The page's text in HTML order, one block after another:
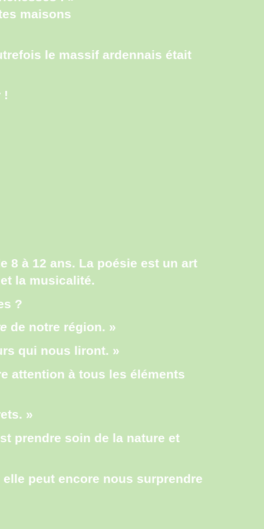
maisons
le massif ardennais était
!
8 à 12 ans. La poésie est un art
la musicalité.
?
de notre région. »
qui nous liront. »
attention à tous les éléments
»
prendre soin de la nature et
peut encore nous surprendre